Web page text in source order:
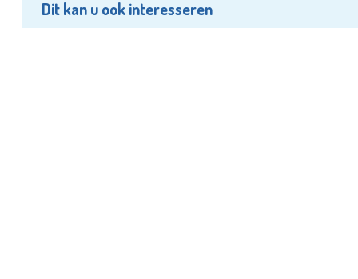
Dit kan u ook interesseren